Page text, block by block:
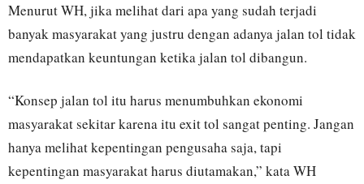
Menurut WH, jika melihat dari apa yang sudah terjadi
banyak masyarakat yang justru dengan adanya jalan tol tidak
mendapatkan keuntungan ketika jalan tol dibangun.
“Konsep jalan tol itu harus menumbuhkan ekonomi
masyarakat sekitar karena itu exit tol sangat penting. Jangan
hanya melihat kepentingan pengusaha saja, tapi
kepentingan masyarakat harus diutamakan,” kata WH